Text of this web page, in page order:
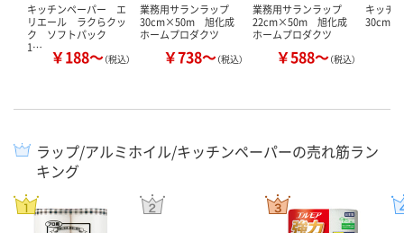
キッチンペーパー エ
リエール ラクらクッ
ク ソフトパック
1…
￥188～（税込）
業務用サランラップ
30cm×50m 旭化成
ホームプロダクツ
￥738～（税込）
業務用サランラップ
22cm×50m 旭化成
ホームプロダクツ
￥588～（税込）
キッチ
ラップ/アルミホイル/キッチンペーパーの売れ筋ラン
キング